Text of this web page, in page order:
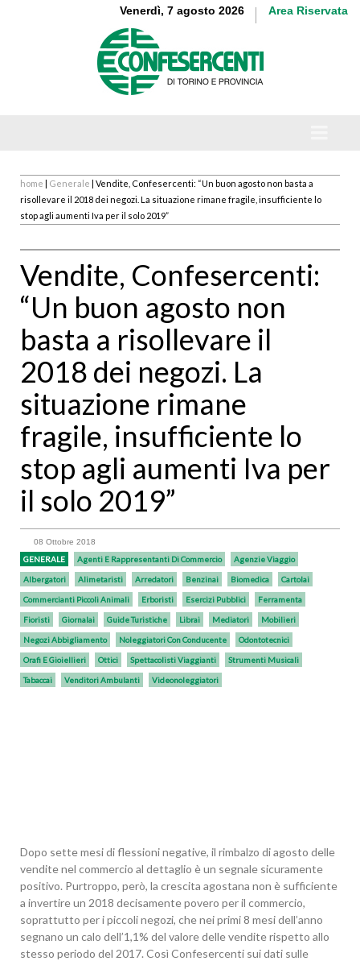
Venerdì, 7 agosto 2026 Area Riservata
home | Generale | Vendite, Confesercenti: “Un buon agosto non basta a
risollevare il 2018 dei negozi. La situazione rimane fragile, insufficiente lo
stop agli aumenti Iva per il solo 2019”
Vendite, Confesercenti:
“Un buon agosto non
basta a risollevare il
2018 dei negozi. La
situazione rimane
fragile, insufficiente lo
stop agli aumenti Iva per
il solo 2019”
08 Ottobre 2018
GENERALE Agenti E Rappresentanti Di Commercio Agenzie Viaggio
Albergatori Alimetaristi Arredatori Benzinai Biomedica Cartolai
Commercianti Piccoli Animali Erboristi Esercizi Pubblici Ferramenta
Fioristi Giornalai Guide Turistiche Librai Mediatori Mobilieri
Negozi Abbigliamento Noleggiatori Con Conducente Odontotecnici
Orafi E Gioiellieri Ottici Spettacolisti Viaggianti Strumenti Musicali
Tabaccai Venditori Ambulanti Videonoleggiatori
Dopo sette mesi di flessioni negative, il rimbalzo di agosto delle
vendite nel commercio al dettaglio è un segnale sicuramente
positivo. Purtroppo, però, la crescita agostana non è sufficiente
a invertire un 2018 decisamente povero per il commercio,
soprattutto per i piccoli negozi, che nei primi 8 mesi dell’anno
segnano un calo dell’1,1% del valore delle vendite rispetto allo
stesso periodo del 2017. Così Confesercenti sui dati sulle